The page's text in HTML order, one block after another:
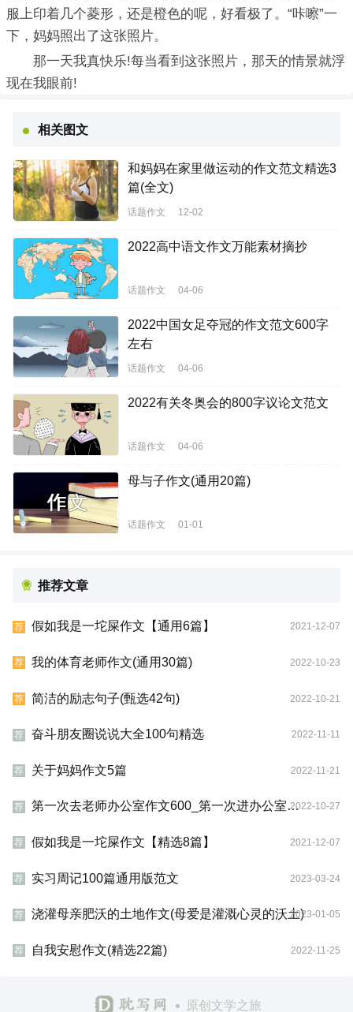
服上印着几个菱形，还是橙色的呢，好看极了。“咔嚓”一
下，妈妈照出了这张照片。
那一天我真快乐!每当看到这张照片，那天的情景就浮
现在我眼前!
相关图文
和妈妈在家里做运动的作文范文精选3
篇(全文)
话题作文 12-02
2022高中语文作文万能素材摘抄
话题作文 04-06
2022中国女足夺冠的作文范文600字
左右
话题作文 04-06
2022有关冬奥会的800字议论文范文
话题作文 04-06
母与子作文(通用20篇)
话题作文 01-01
推荐文章
荐 假如我是一坨屎作文【通用6篇】 2021-12-07
荐 我的体育老师作文(通用30篇) 2022-10-23
荐 简洁的励志句子(甄选42句) 2022-10-21
荐 奋斗朋友圈说说大全100句精选 2022-11-11
荐 关于妈妈作文5篇 2022-11-21
荐 第一次去老师办公室作文600_第一次进办公室作文800字
2022-10-27
荐 假如我是一坨屎作文【精选8篇】 2021-12-07
荐 实习周记100篇通用版范文 2023-03-24
荐 浇灌母亲肥沃的土地作文(母爱是灌溉心灵的沃土)2023-01-05
荐 自我安慰作文(精选22篇) 2022-11-25
原创文学之旅